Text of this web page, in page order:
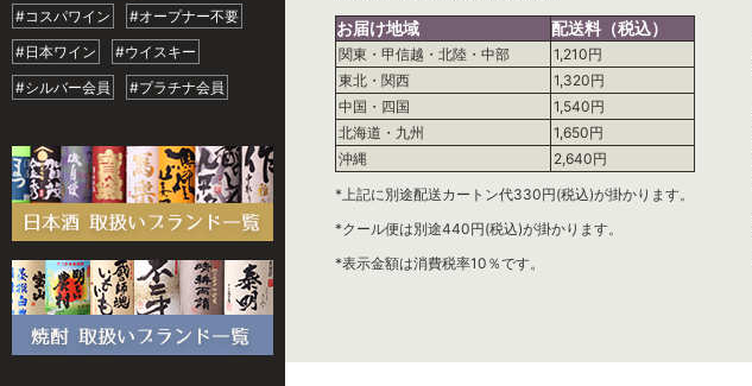
#コスパワイン
#オープナー不要
#日本ワイン
#ウイスキー
#シルバー会員
#プラチナ会員
お届け地域
配送料（税込）
関東・甲信越・北陸・中部
1,210円
東北・関西
1,320円
中国・四国
1,540円
北海道・九州
1,650円
沖縄
2,640円
*上記に別途配送カートン代330円(税込)が掛かります。
*クール便は別途440円(税込)が掛かります。
*表示金額は消費税率10％です。